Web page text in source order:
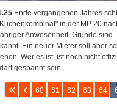
Ende vergangenen Jahres
in der MP 20
Anwesenheit. Gründe sind
Ein neuer Mieter soll aber
Wer es ist, ist noch nicht
gespannt sein.
Seite 65
60 61 62 63 64